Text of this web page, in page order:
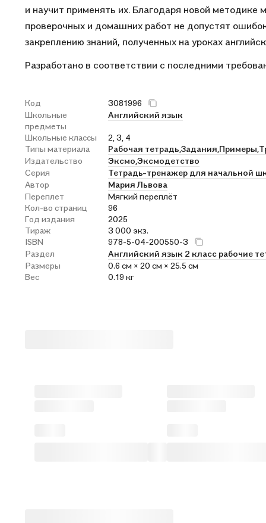
и научит применять их. Благодаря новой
проверочных и домашних работ не допустят
закреплению знаний, полученных на уроках
Разработано в соответствии с последними
Код
3081996
Школьные
предметы
Английский язык
Школьные классы
2, 3, 4
Типы материала
Рабочая тетрадь, Задания, Примеры,
Издательство
Эксмо, Эксмодетство
Серия
Тетрадь-тренажер для начальной
Автор
Мария Львова
Переплет
Мягкий переплёт
Кол-во страниц
96
Год издания
2025
Тираж
3 000 экз.
ISBN
978-5-04-200550-3
Раздел
Английский язык 2 класс рабочие
Размеры
0.6 см × 20 см × 25.5 см
Вес
0.19 кг